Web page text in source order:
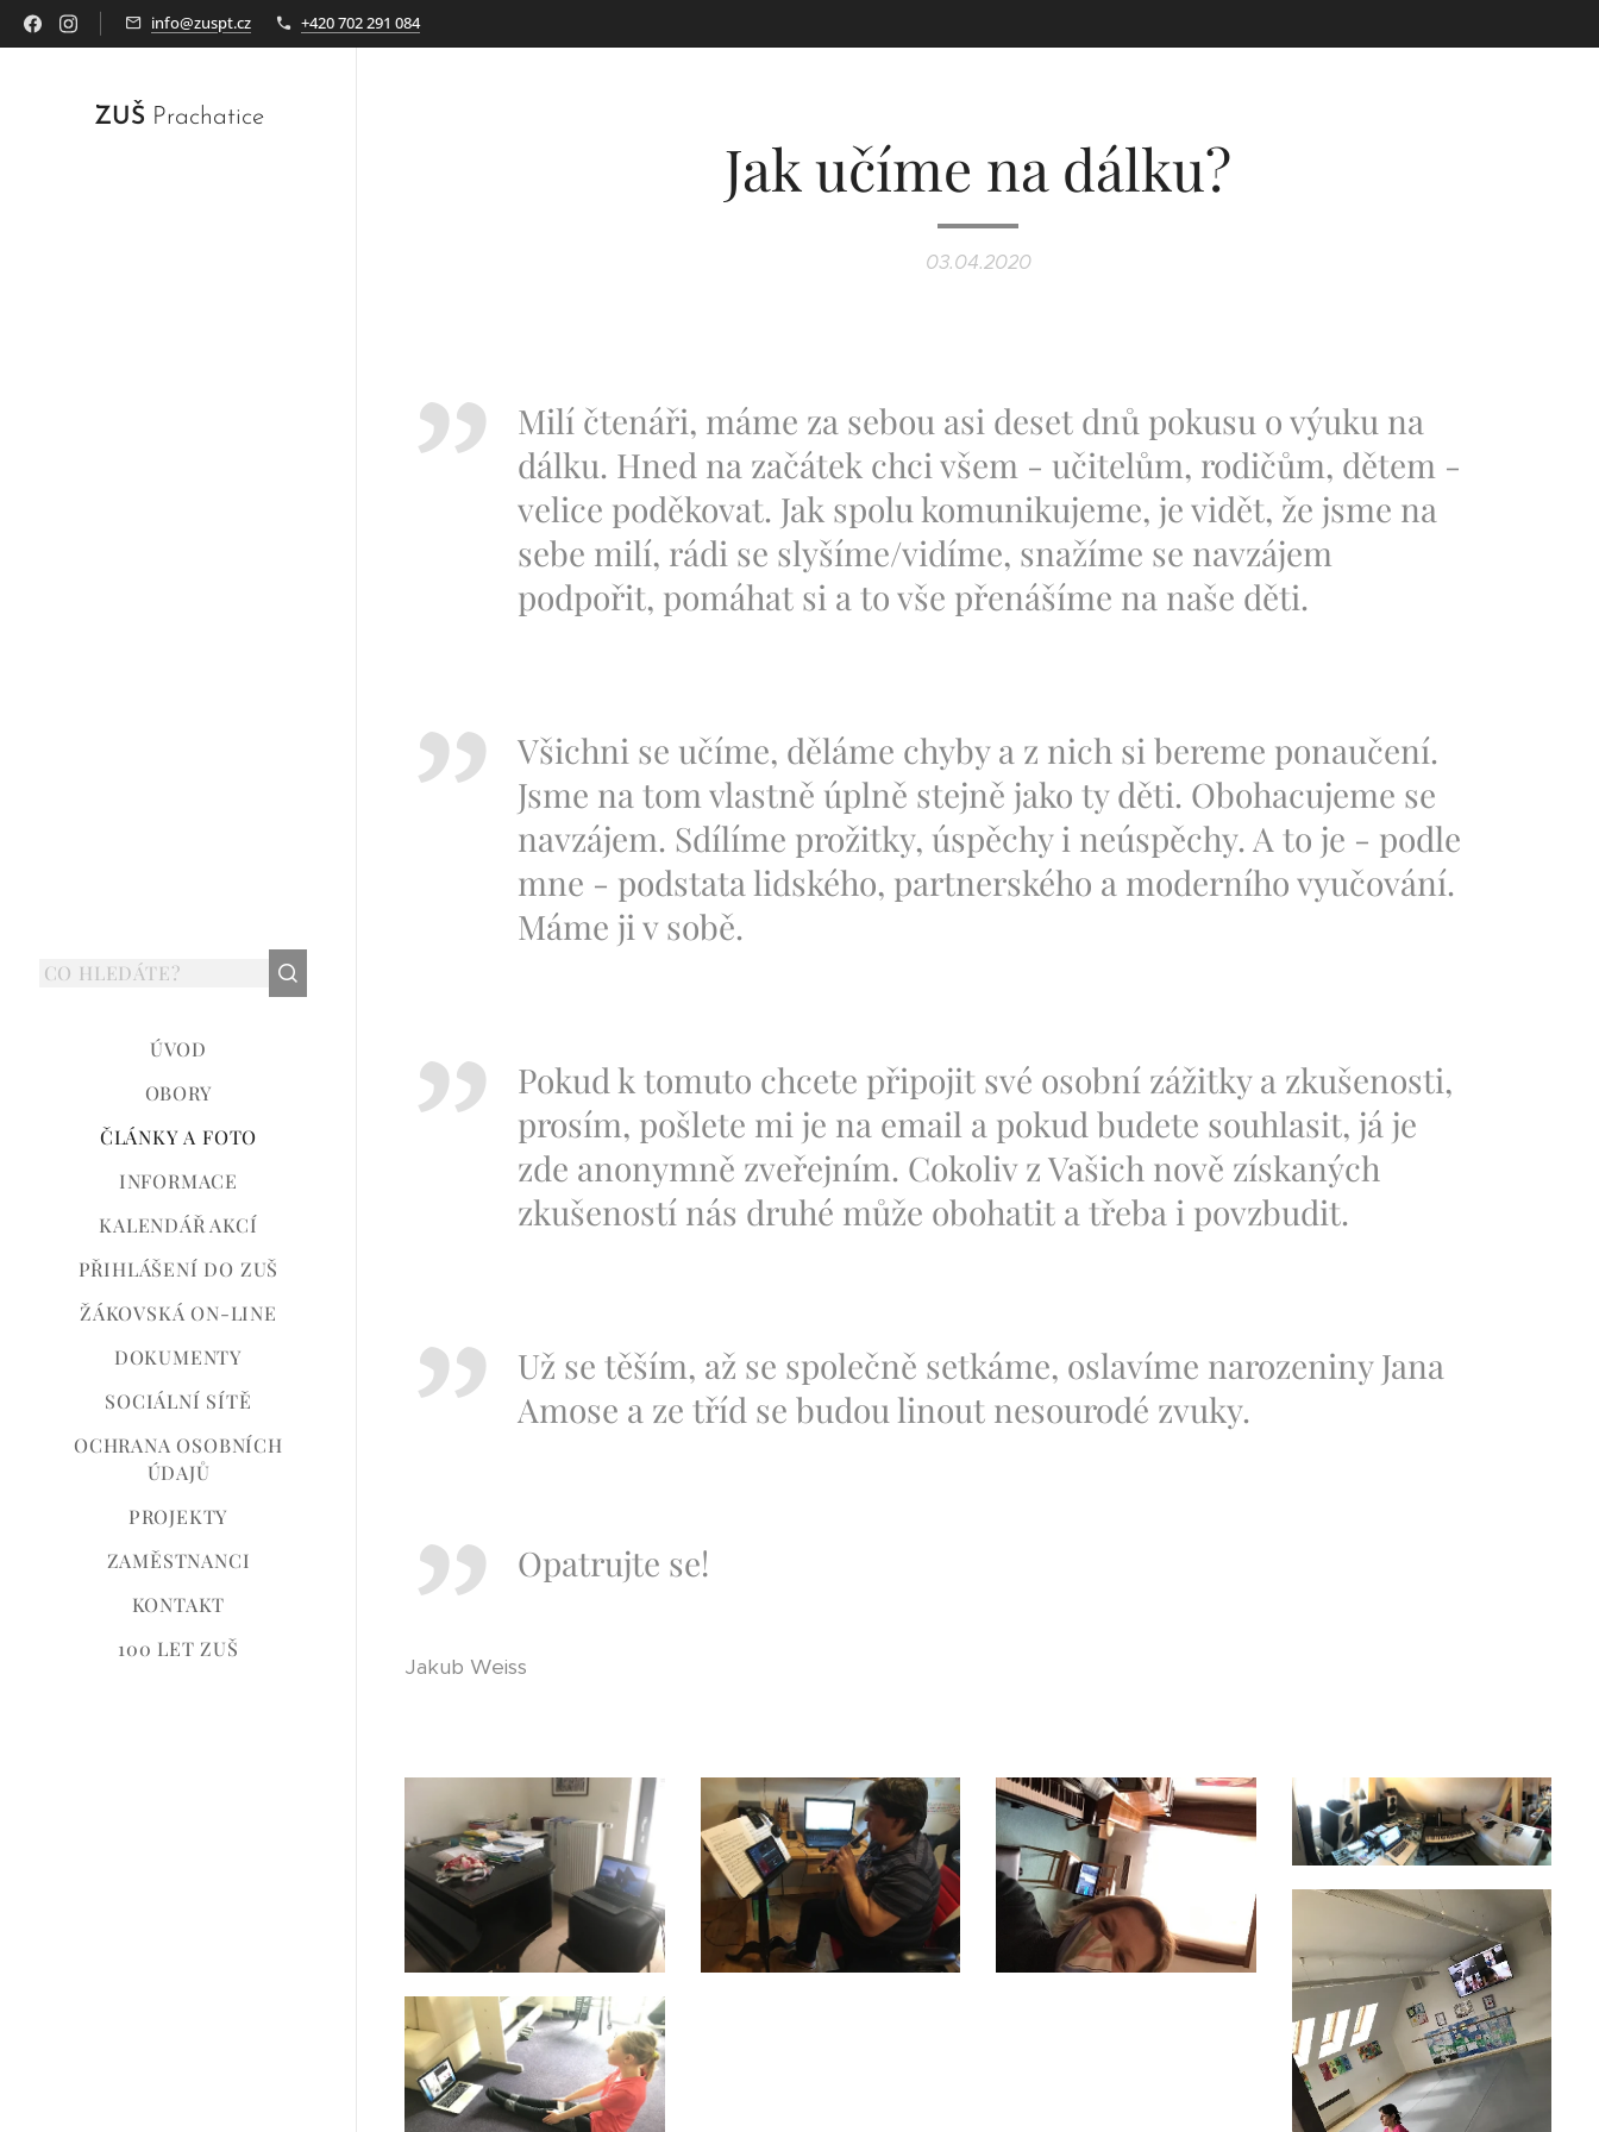
info@zuspt.cz +420 702 291 084
ZUŠ Prachatice
ÚVOD
OBORY
ČLÁNKY A FOTO
INFORMACE
KALENDÁŘ AKCÍ
PŘIHLÁŠENÍ DO ZUŠ
ŽÁKOVSKÁ ON-LINE
DOKUMENTY
SOCIÁLNÍ SÍTĚ
OCHRANA OSOBNÍCH
ÚDAJŮ
PROJEKTY
ZAMĚSTNANCI
KONTAKT
100 LET ZUŠ
Jak učíme na dálku?
03.04.2020
Milí čtenáři, máme za sebou asi deset dnů pokusu o výuku na
dálku. Hned na začátek chci všem - učitelům, rodičům, dětem -
velice poděkovat. Jak spolu komunikujeme, je vidět, že jsme na
sebe milí, rádi se slyšíme/vidíme, snažíme se navzájem
podpořit, pomáhat si a to vše přenášíme na naše děti.
Všichni se učíme, děláme chyby a z nich si bereme ponaučení.
Jsme na tom vlastně úplně stejně jako ty děti. Obohacujeme se
navzájem. Sdílíme prožitky, úspěchy i neúspěchy. A to je - podle
mne - podstata lidského, partnerského a moderního vyučování.
Máme ji v sobě.
Pokud k tomuto chcete připojit své osobní zážitky a zkušenosti,
prosím, pošlete mi je na email a pokud budete souhlasit, já je
zde anonymně zveřejním. Cokoliv z Vašich nově získaných
zkušeností nás druhé může obohatit a třeba i povzbudit.
Už se těším, až se společně setkáme, oslavíme narozeniny Jana
Amose a ze tříd se budou linout nesourodé zvuky.
Opatrujte se!
Jakub Weiss